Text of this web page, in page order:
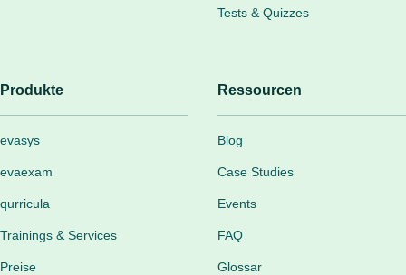
Tests & Quizzes
Produkte
evasys
evaexam
qurricula
Trainings & Services
Preise
Ressourcen
Blog
Case Studies
Events
FAQ
Glossar